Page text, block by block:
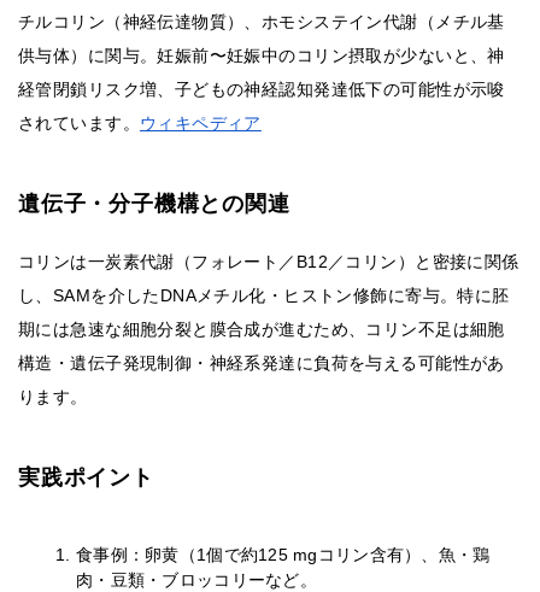
チルコリン（神経伝達物質）、ホモシステイン代謝（メチル基
供与体）に関与。妊娠前〜妊娠中のコリン摂取が少ないと、神
経管閉鎖リスク増、子どもの神経認知発達低下の可能性が示唆
されています。 ウィキペディア
遺伝子・分子機構との関連
コリンは一炭素代謝（フォレート／B12／コリン）と密接に関係
し、SAMを介したDNAメチル化・ヒストン修飾に寄与。特に胚
期には急速な細胞分裂と膜合成が進むため、コリン不足は細胞
構造・遺伝子発現制御・神経系発達に負荷を与える可能性があ
ります。
実践ポイント
食事例：卵黄（1個で約125 mgコリン含有）、魚・鶏
肉・豆類・ブロッコリーなど。